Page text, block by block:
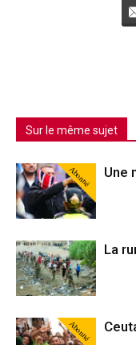
Sur le même sujet
Abonné Une
La
Abonné